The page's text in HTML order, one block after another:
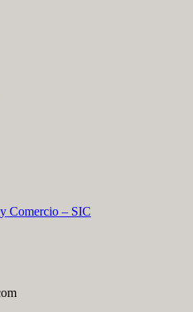
Comercio – SIC